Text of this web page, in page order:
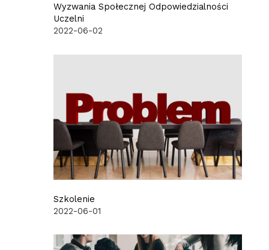
Wyzwania Społecznej Odpowiedzialności
Uczelni
2022-06-02
Szkolenie
2022-06-01